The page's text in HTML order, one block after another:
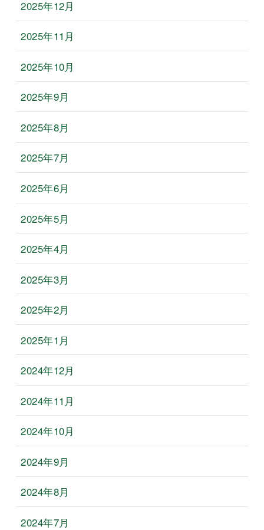
2025年12月
2025年11月
2025年10月
2025年9月
2025年8月
2025年7月
2025年6月
2025年5月
2025年4月
2025年3月
2025年2月
2025年1月
2024年12月
2024年11月
2024年10月
2024年9月
2024年8月
2024年7月